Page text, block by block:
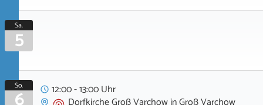
Sa.
5
So.
12:00 - 13:00 Uhr